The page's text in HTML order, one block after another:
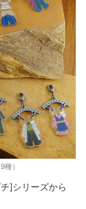
）
]シリーズから